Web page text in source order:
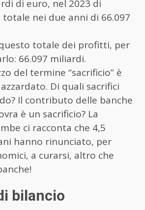
di euro, nel 2023 di
totale nei due anni di 66.097
totale dei profitti, per
66.097 miliardi.
del termine “sacrificio” è
Di quali sacrifici
Il contributo delle banche
è un sacrificio? La
ci racconta che 4,5
hanno rinunciato, per
a curarsi, altro che
bilancio